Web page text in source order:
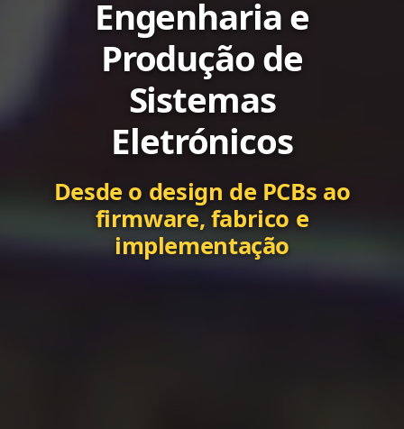
Engenharia e
Produção de
Sistemas
Eletrónicos
Desde o design de PCBs ao
firmware, fabrico e
implementação